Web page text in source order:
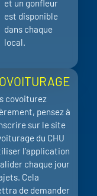
et un gonfleur
est disponible
dans chaque
local.
covoiturez
pensez à
sur le site
du CHU
l’application
chaque jour
Cela
de demander